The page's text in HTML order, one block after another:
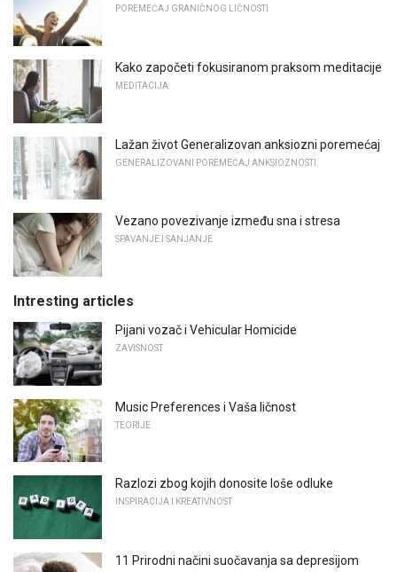
POREMEĆAJ GRANIČNOG LIČNOSTI
Kako započeti fokusiranom praksom meditacije
MEDITACIJA
Lažan život Generalizovan anksiozni poremećaj
GENERALIZOVANI POREMEĆAJ ANKSIOZNOSTI
Vezano povezivanje između sna i stresa
SPAVANJE I SANJANJE
Intresting articles
Pijani vozač i Vehicular Homicide
ZAVISNOST
Music Preferences i Vaša ličnost
TEORIJE
Razlozi zbog kojih donosite loše odluke
INSPIRACIJA I KREATIVNOST
11 Prirodni načini suočavanja sa depresijom